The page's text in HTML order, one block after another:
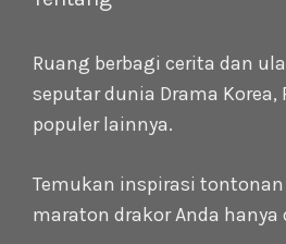
Ruang berbagi cerita dan
seputar dunia Drama Korea,
populer lainnya.
Temukan inspirasi tontonan
maraton drakor Anda hanya